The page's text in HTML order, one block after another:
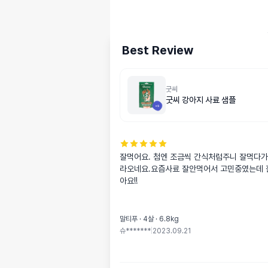
Best Review
굿씨
굿씨 강아지 사료 샘플
잘먹어요. 첨엔 조금씩 간식처럼주니 잘먹다
라오네요.요즘사료 잘안먹어서 고민중였는데
아요!!
말티푸 · 4살 · 6.8kg
슈******* 2023.09.21